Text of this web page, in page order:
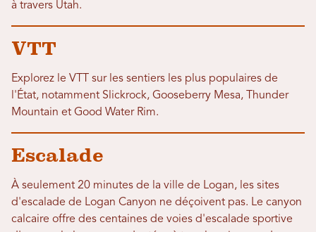
à travers Utah.
VTT
Explorez le VTT sur les sentiers les plus populaires de
l'État, notamment Slickrock, Gooseberry Mesa, Thunder
Mountain et Good Water Rim.
Escalade
À seulement 20 minutes de la ville de Logan, les sites
d'escalade de Logan Canyon ne déçoivent pas. Le canyon
calcaire offre des centaines de voies d'escalade sportive